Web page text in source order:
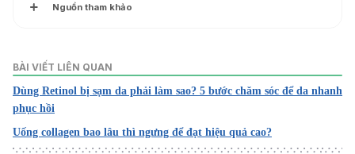
Nguồn tham khảo
http://www.cdc.gov/parasites/naegleria/general.html
y truy cập 14/11/2016
Brain – eating Amoeba.
http://www.mayoclinic.org/diseases-conditions/naegleria-
infection/basics/definition/con-20034093?
BÀI VIẾT LIÊN QUAN
Dùng Retinol bị sạm da phải làm sao? 5 bước chăm sóc để da nhanh
phục hồi
Uống collagen bao lâu thì ngưng để đạt hiệu quả cao?